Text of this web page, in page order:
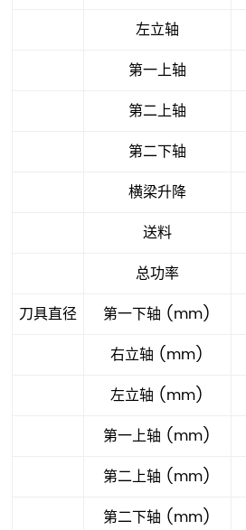
左立轴
第一上轴
第二上轴
第二下轴
横梁升降
送料
总功率
刀具直径
第一下轴 (mm)
右立轴 (mm)
左立轴 (mm)
第一上轴 (mm)
第二上轴 (mm)
第二下轴 (mm)